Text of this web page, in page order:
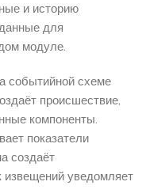
и историю
для
модуле.
событийной схеме
происшествие,
компоненты.
показатели
создаёт
уведомляет